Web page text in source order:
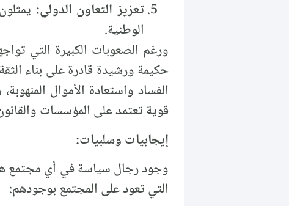
تعزيز التعاون الدولي:
الوطنية.
ورغم الصعوبات الكبيرة التي
حكيمة ورشيدة قادرة على بناء
الفساد واستعادة الأموال
قوية تعتمد على المؤسسات
إيجابيات وسلبيات:
وجود رجال سياسة في أي مجتمع هو
التي تعود على المجتمع بوجودهم: